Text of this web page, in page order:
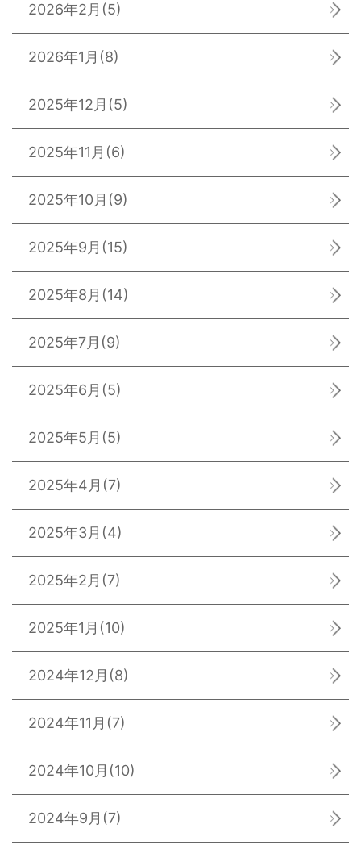
2026年2月 (5)
2026年1月 (8)
2025年12月 (5)
2025年11月 (6)
2025年10月 (9)
2025年9月 (15)
2025年8月 (14)
2025年7月 (9)
2025年6月 (5)
2025年5月 (5)
2025年4月 (7)
2025年3月 (4)
2025年2月 (7)
2025年1月 (10)
2024年12月 (8)
2024年11月 (7)
2024年10月 (10)
2024年9月 (7)